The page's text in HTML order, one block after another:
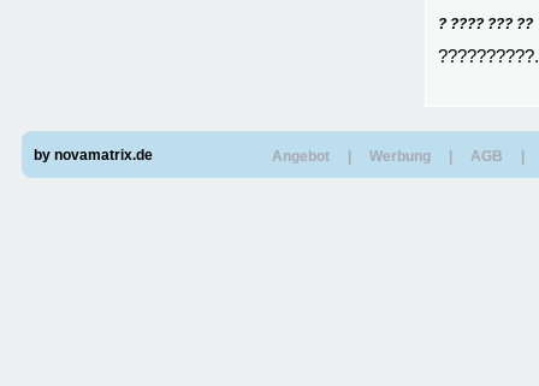
? ???? ??? ??
by novamatrix.de AGB
Werbung
Angebot